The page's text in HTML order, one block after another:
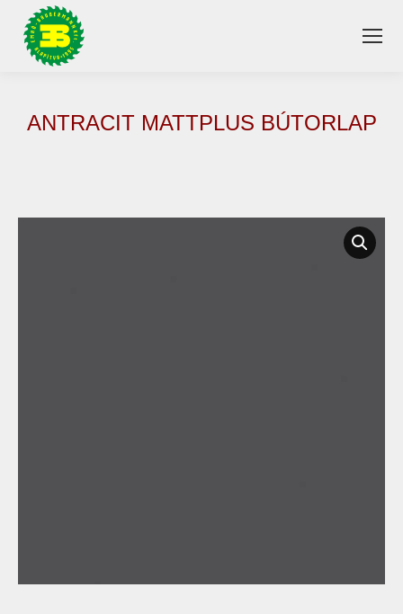
ANTRACIT MATTPLUS BÚTORLAP